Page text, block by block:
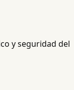
y seguridad del